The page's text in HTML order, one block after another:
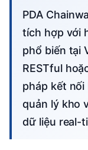
PDA Chainway chạy Android nên dễ dàng
tích hợp với
phổ biến tại
RESTful
pháp kết nối
quản lý kho
dữ liệu real-